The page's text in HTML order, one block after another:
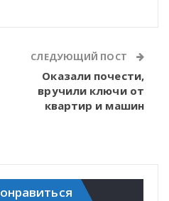
СЛЕДУЮЩИЙ ПОСТ
Оказали почести,
вручили ключи от
квартир и машин